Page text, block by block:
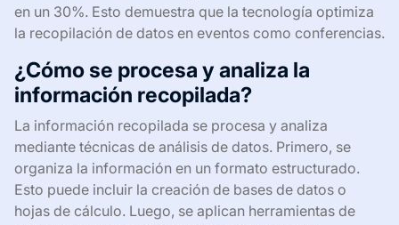
en un 30%. Esto demuestra que la tecnología optimiza
la recopilación de datos en eventos como conferencias.
¿Cómo se procesa y analiza la
información recopilada?
La información recopilada se procesa y analiza
mediante técnicas de análisis de datos. Primero, se
organiza la información en un formato estructurado.
Esto puede incluir la creación de bases de datos o
hojas de cálculo. Luego, se aplican herramientas de